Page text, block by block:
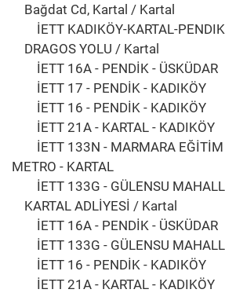
Bağdat Cd, Kartal / Kartal
İETT KADIKÖY-KARTAL-
DRAGOS YOLU / Kartal
İETT 16A - PENDİK - ÜSKÜDAR
İETT 17 - PENDİK - KADIKÖY
İETT 16 - PENDİK - KADIKÖY
İETT 21A - KARTAL - KADIKÖY
İETT 133N - MARMARA EĞİTİM
METRO - KARTAL
İETT 133G - GÜLENSU
KARTAL ADLİYESİ / Kartal
İETT 16A - PENDİK - ÜSKÜDAR
İETT 133G - GÜLENSU
İETT 16 - PENDİK - KADIKÖY
İETT 21A - KARTAL - KADIKÖY